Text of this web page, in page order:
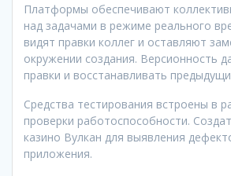
Платформы обеспечивают
над задачами в режиме реального
видят правки коллег и оставляют
окружении создания. Версионность
правки и восстанавливать
Средства тестирования встроены в
проверки работоспособности.
казино Вулкан для выявления
приложения.